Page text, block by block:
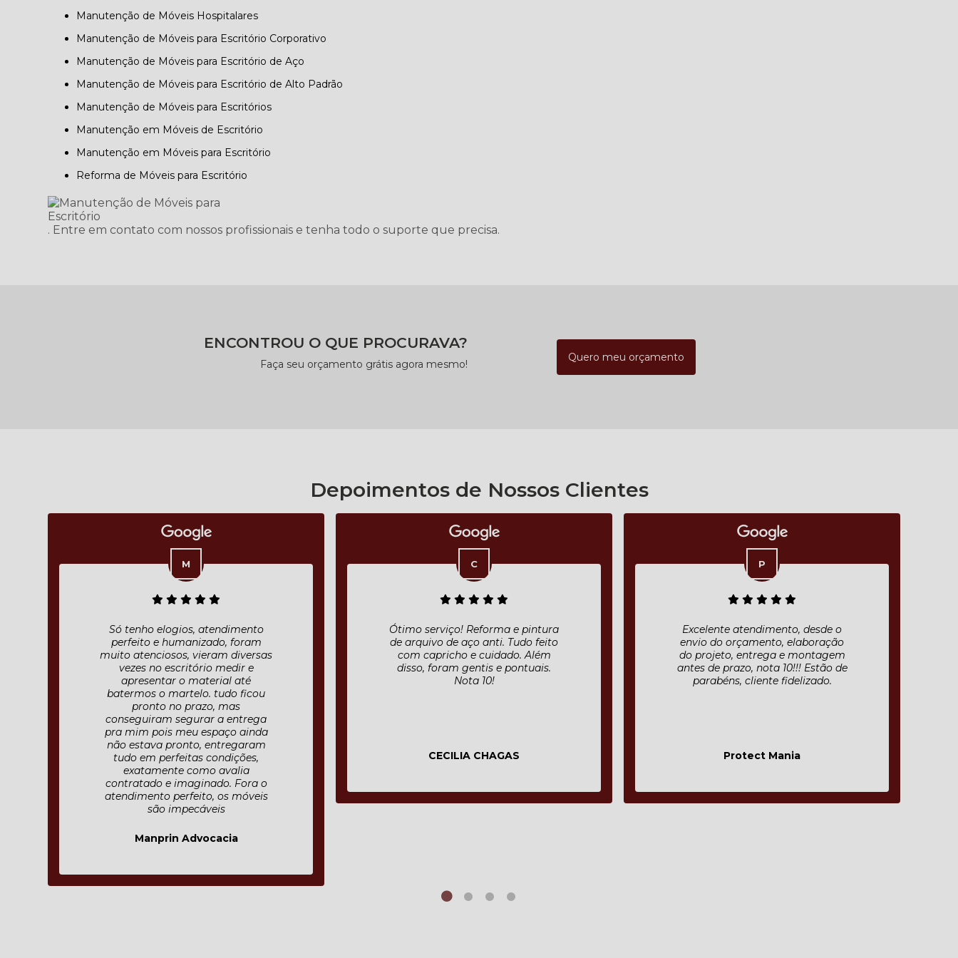
Manutenção de Móveis Hospitalares
Manutenção de Móveis para Escritório Corporativo
Manutenção de Móveis para Escritório de Aço
Manutenção de Móveis para Escritório de Alto Padrão
Manutenção de Móveis para Escritórios
Manutenção em Móveis de Escritório
Manutenção em Móveis para Escritório
Reforma de Móveis para Escritório
. Entre em contato com nossos profissionais e tenha todo o suporte que precisa.
ENCONTROU O QUE PROCURAVA?
Faça seu orçamento grátis agora mesmo!
Quero meu orçamento
Depoimentos de Nossos Clientes
Ótimo serviço! Reforma e pintura
de arquivo de aço anti. Tudo feito
com capricho e cuidado. Além
disso, foram gentis e pontuais.
Nota 10!
CECILIA CHAGAS
Excelente atendimento, desde o
envio do orçamento, elaboração
do projeto, entrega e montagem
antes de prazo, nota 10!!! Estão de
parabéns, cliente fidelizado.
Protect Mania
Atendimento com muita
explicação dos serviços que
seriam efetuados, preço justo ,
respeito pelo cliente , fiquei muito
satisfeito pelo resultado final e
Roberto Bertolli